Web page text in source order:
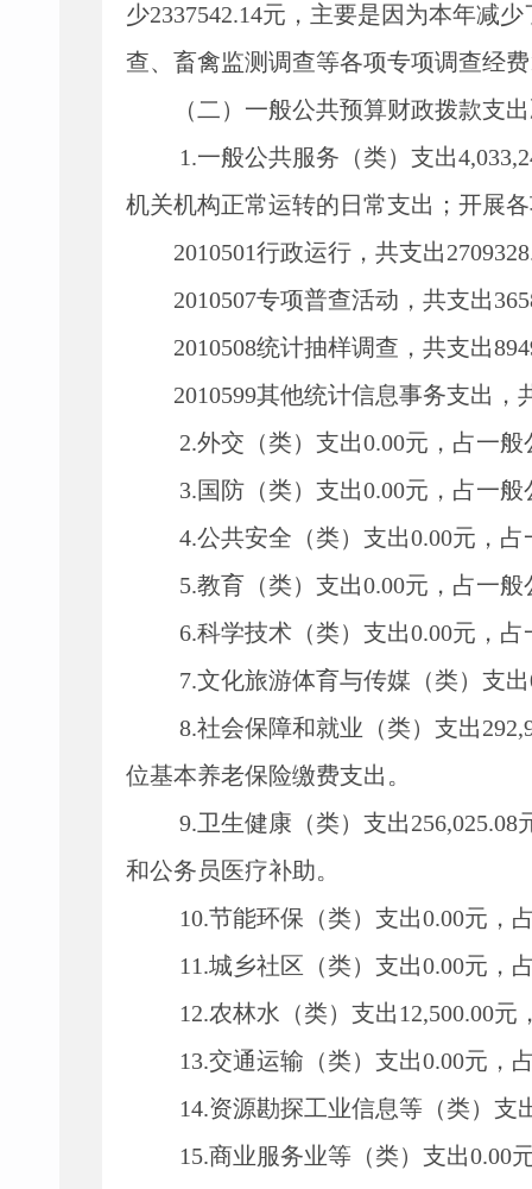
少2337542.14元，主要是因为本年减
查、畜禽监测调查等各项专项调查经费
（二）一般公共预算财政拨款支
1.一般公共服务（类）支出
机关机构正常运转的日常支出；开展
2010501行政运行，共支出
2010507专项普查活动，共支出
2010508统计抽样调查，共支出
2010599其他统计信息事务支出，
2.外交（类）支出0.00元，占一般
3.国防（类）支出0.00元，占一般
4.公共安全（类）支出0.00元，占
5.教育（类）支出0.00元，占一般
6.科学技术（类）支出0.00元，占
7.文化旅游体育与传媒（类）支出
8.社会保障和就业（类）支出
位基本养老保险缴费支出。
9.卫生健康（类）支出256,025.08
和公务员医疗补助。
10.节能环保（类）支出0.00元，
11.城乡社区（类）支出0.00元，
12.农林水（类）支出 12,500.00元
13.交通运输（类）支出0.00元，
14.资源勘探工业信息等（类）支
15.商业服务业等（类）支出0.00